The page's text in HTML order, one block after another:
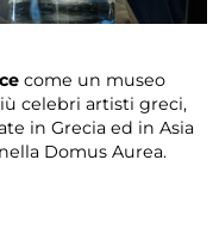
come un museo
celebri artisti greci,
in Grecia ed in Asia
Domus Aurea.